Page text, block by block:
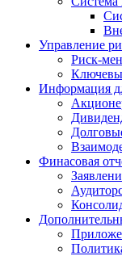
Управление
Риск-
Информация
Финасовая